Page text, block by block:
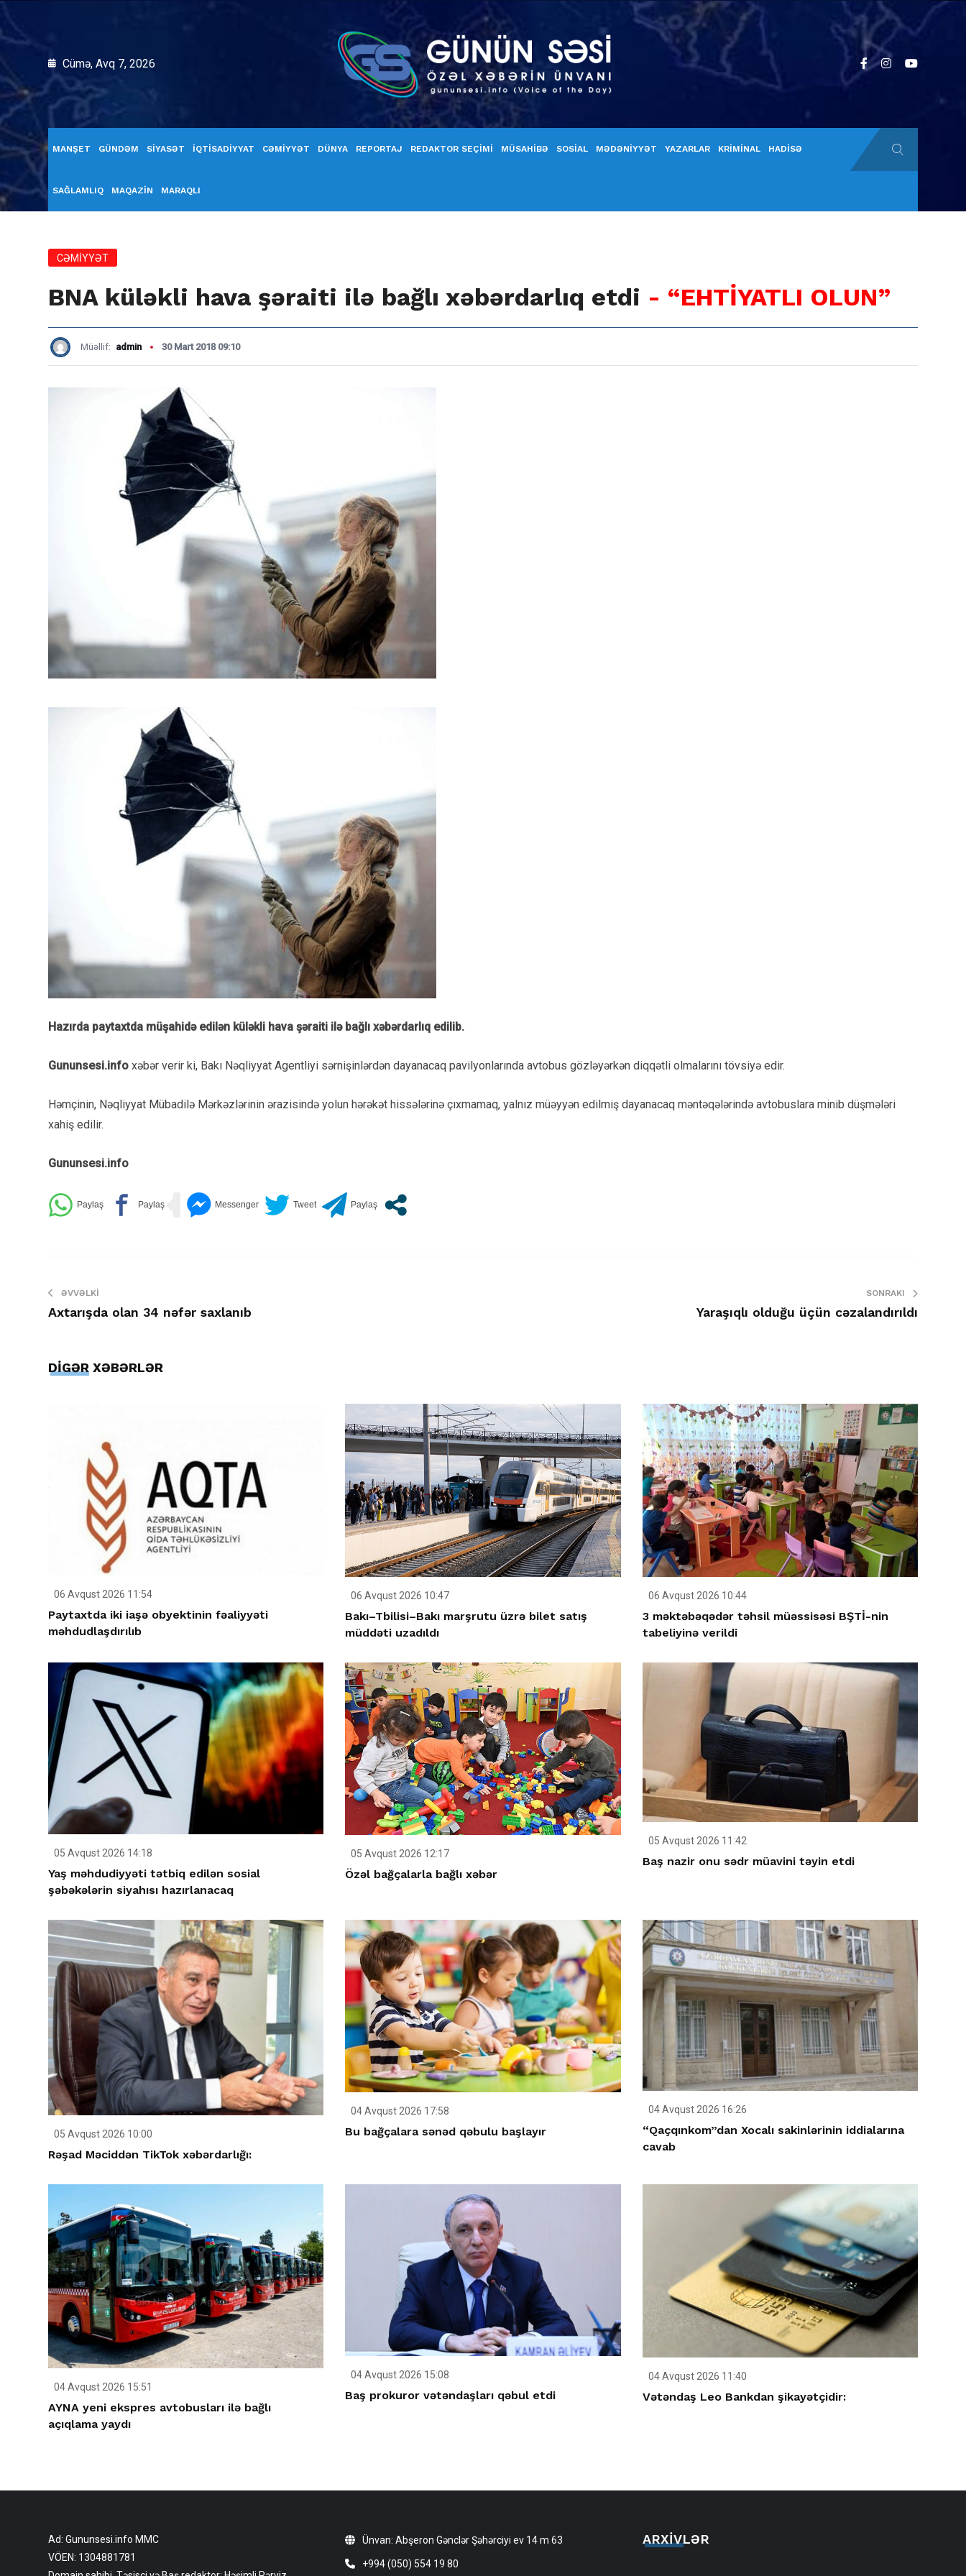
Cümə, Avq 7, 2026
MANŞET GÜNDƏM SİYASƏT İQTİSADİYYAT CƏMİYYƏT DÜNYA REPORTAJ REDAKTOR SEÇİMİ MÜSAHİBƏ SOSİAL MƏDƏNİYYƏT YAZARLAR KRİMİNAL HADİSƏ
SAĞLAMLIQ MAQAZİN MARAQLI
CƏMİYYƏT
BNA küləkli hava şəraiti ilə bağlı xəbərdarlıq etdi - “EHTİYATLI OLUN”
Müəllif: admin 30 Mart 2018 09:10
Hazırda paytaxtda müşahidə edilən küləkli hava şəraiti ilə bağlı xəbərdarlıq edilib.
Gununsesi.info xəbər verir ki, Bakı Nəqliyyat Agentliyi sərnişinlərdən dayanacaq pavilyonlarında avtobus gözləyərkən diqqətli olmalarını tövsiyə edir.
Həmçinin, Nəqliyyat Mübadilə Mərkəzlərinin ərazisində yolun hərəkət hissələrinə çıxmamaq, yalnız müəyyən edilmiş dayanacaq məntəqələrində avtobuslara minib düşmələri
xahiş edilir.
Gununsesi.info
ƏVVƏLKI
Axtarışda olan 34 nəfər saxlanıb
SONRAKI
Yaraşıqlı olduğu üçün cəzalandırıldı
DİGƏR XƏBƏRLƏR
06 Avqust 2026 11:54
Paytaxtda iki iaşə obyektinin fəaliyyəti
məhdudlaşdırılıb
06 Avqust 2026 10:47
Bakı–Tbilisi–Bakı marşrutu üzrə bilet satış
müddəti uzadıldı
06 Avqust 2026 10:44
3 məktəbəqədər təhsil müəssisəsi BŞTİ-nin
tabeliyinə verildi
05 Avqust 2026 14:18
Yaş məhdudiyyəti tətbiq edilən sosial
şəbəkələrin siyahısı hazırlanacaq
05 Avqust 2026 12:17
Özəl bağçalarla bağlı xəbər
05 Avqust 2026 11:42
Baş nazir onu sədr müavini təyin etdi
05 Avqust 2026 10:00
Rəşad Məciddən TikTok xəbərdarlığı:
04 Avqust 2026 17:58
Bu bağçalara sənəd qəbulu başlayır
04 Avqust 2026 16:26
“Qaçqınkom”dan Xocalı sakinlərinin iddialarına
cavab
04 Avqust 2026 15:51
AYNA yeni ekspres avtobusları ilə bağlı
açıqlama yaydı
04 Avqust 2026 15:08
Baş prokuror vətəndaşları qəbul etdi
04 Avqust 2026 11:40
Vətəndaş Leo Bankdan şikayətçidir:
Ad: Gununsesi.info MMC
VÖEN: 1304881781
Ünvan: Abşeron Gənclər Şəhərciyi ev 14 m 63
+994 (050) 554 19 80
ARXIVLƏR